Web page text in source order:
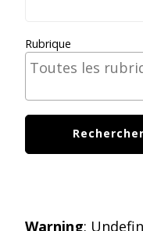
Rubrique
Warning: